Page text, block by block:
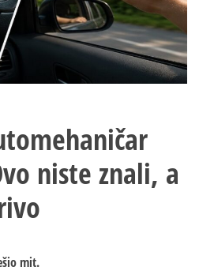
niste znali, a
mit.